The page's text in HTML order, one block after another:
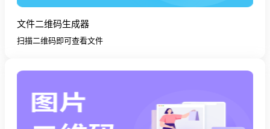
文件二维码生成器
扫描二维码即可查看文件